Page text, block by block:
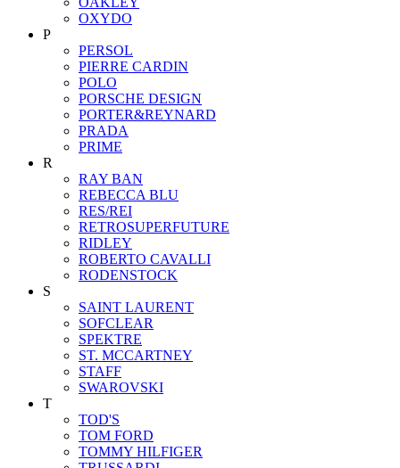
OXYDO
P
PERSOL
PIERRE CARDIN
POLO
PORSCHE DESIGN
PORTER&REYNARD
PRADA
PRIME
R
RAY BAN
REBECCA BLU
RES/REI
RETROSUPERFUTURE
RIDLEY
ROBERTO CAVALLI
RODENSTOCK
S
SAINT LAURENT
SOFCLEAR
SPEKTRE
ST. MCCARTNEY
STAFF
SWAROVSKI
T
TOD'S
TOM FORD
TOMMY HILFIGER